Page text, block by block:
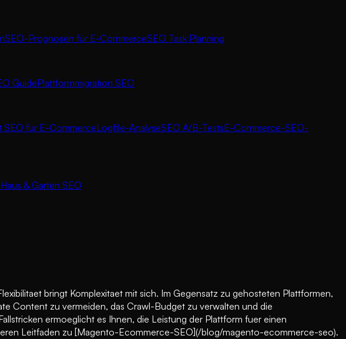
SEO-Prognosen für E-CommerceSEO Task Planning
GuidePlattformmigration SEO
SEO für E-CommerceLogfile-AnalyseSEO A/B-TestsE-Commerce-SEO-
Haus & Garten SEO
bringt Komplexitaet mit sich. Im Gegensatz zu gehosteten Plattformen,
Content zu vermeiden, das Crawl-Budget zu verwalten und die
ermoeglicht es Ihnen, die Leistung der Plattform fuer einen
Leitfaden zu [Magento-Ecommerce-SEO](/blog/magento-ecommerce-seo).